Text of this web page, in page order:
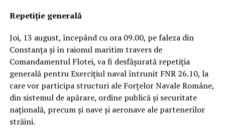
Repetiție generală
Joi, 13 august, începând cu ora 09.00, pe faleza din
Constanța și în raionul maritim travers de
Comandamentul Flotei, va fi desfășurată repetiția
generală pentru Exercițiul naval întrunit FNR 26.10, la
care vor participa structuri ale Forțelor Navale Române,
din sistemul de apărare, ordine publică și securitate
națională, precum și nave și aeronave ale partenerilor
străini.